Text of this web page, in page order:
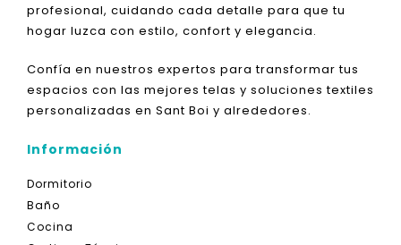
profesional, cuidando cada detalle para que tu
hogar luzca con estilo, confort y elegancia.
Confía en nuestros expertos para transformar tus
espacios con las mejores telas y soluciones textiles
personalizadas en Sant Boi y alrededores.
Información
Dormitorio
Baño
Cocina